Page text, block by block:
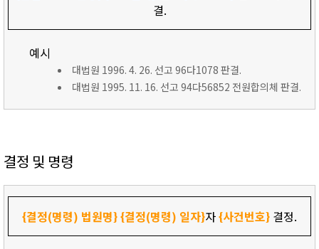
결.
예시
대법원 1996. 4. 26. 선고 96다1078 판결.
대법원 1995. 11. 16. 선고 94다56852 전원합의체 판결.
결정 및 명령
{결정(명령) 법원명}{결정(명령) 일자}자{사건번호} 결정.